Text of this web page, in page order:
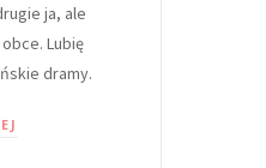
ja, ale
Lubię
dramy.